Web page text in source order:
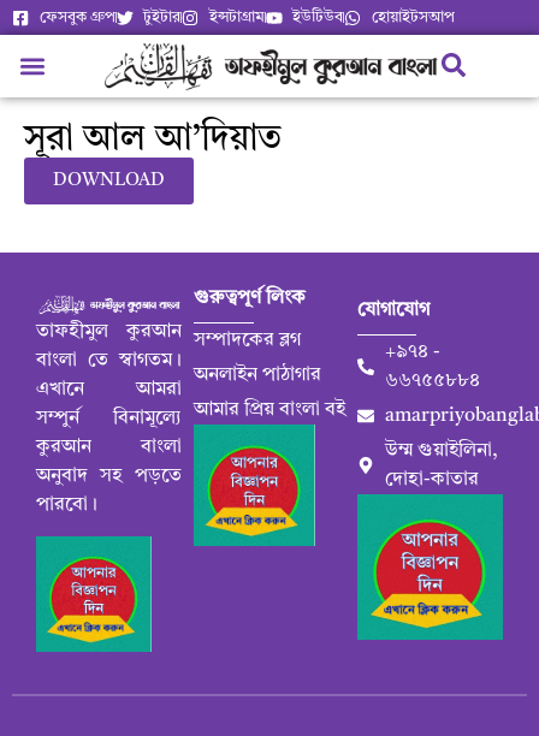
ফেসবুক গ্রুপ টুইটার ইন্সটাগ্রাম ইউটিউব হোয়াইটসআপ
সূরা আল আ’দিয়াত
DOWNLOAD
তাফহীমুল কুরআন
বাংলা তে স্বাগতম।
এখানে আমরা
সম্পুর্ন বিনামূল্যে
কুরআন বাংলা
অনুবাদ সহ পড়তে
পারবো।
গুরুত্বপূর্ণ লিংক
সম্পাদকের ব্লগ
অনলাইন পাঠাগার
আমার প্রিয় বাংলা বই
যোগাযোগ
+৯৭৪ -
৬৬৭৫৫৮৮৪
উম্ম গুয়াইলিনা,
দোহা-কাতার